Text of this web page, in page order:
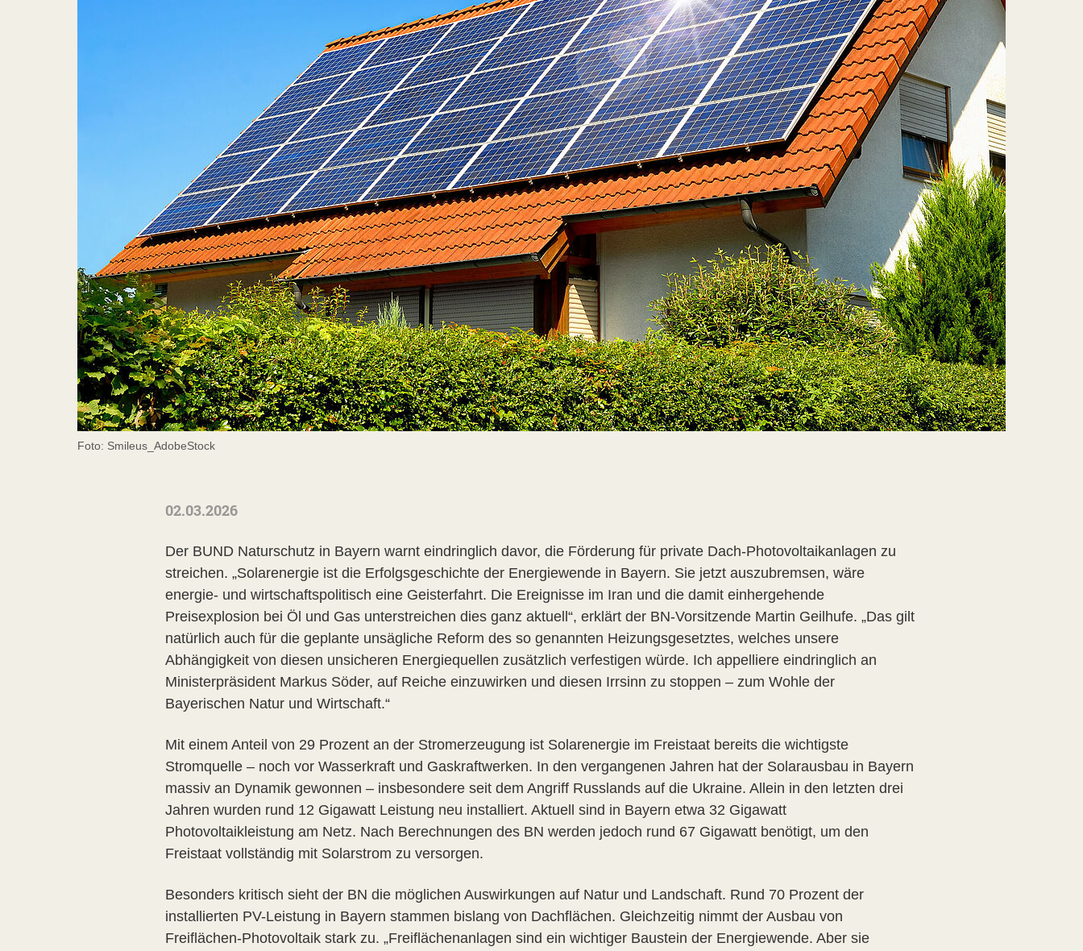
Foto: Smileus_AdobeStock
02.03.2026
Der BUND Naturschutz in Bayern warnt eindringlich davor, die Förderung für private Dach-Photovoltaikanlagen zu
streichen. „Solarenergie ist die Erfolgsgeschichte der Energiewende in Bayern. Sie jetzt auszubremsen, wäre
energie- und wirtschaftspolitisch eine Geisterfahrt. Die Ereignisse im Iran und die damit einhergehende
Preisexplosion bei Öl und Gas unterstreichen dies ganz aktuell“, erklärt der BN-Vorsitzende Martin Geilhufe. „Das gilt
natürlich auch für die geplante unsägliche Reform des so genannten Heizungsgesetztes, welches unsere
Abhängigkeit von diesen unsicheren Energiequellen zusätzlich verfestigen würde. Ich appelliere eindringlich an
Ministerpräsident Markus Söder, auf Reiche einzuwirken und diesen Irrsinn zu stoppen – zum Wohle der
Bayerischen Natur und Wirtschaft.“
Mit einem Anteil von 29 Prozent an der Stromerzeugung ist Solarenergie im Freistaat bereits die wichtigste
Stromquelle – noch vor Wasserkraft und Gaskraftwerken. In den vergangenen Jahren hat der Solarausbau in Bayern
massiv an Dynamik gewonnen – insbesondere seit dem Angriff Russlands auf die Ukraine. Allein in den letzten drei
Jahren wurden rund 12 Gigawatt Leistung neu installiert. Aktuell sind in Bayern etwa 32 Gigawatt
Photovoltaikleistung am Netz. Nach Berechnungen des BN werden jedoch rund 67 Gigawatt benötigt, um den
Freistaat vollständig mit Solarstrom zu versorgen.
Besonders kritisch sieht der BN die möglichen Auswirkungen auf Natur und Landschaft. Rund 70 Prozent der
installierten PV-Leistung in Bayern stammen bislang von Dachflächen. Gleichzeitig nimmt der Ausbau von
Freiflächen-Photovoltaik stark zu. „Freiflächenanlagen sind ein wichtiger Baustein der Energiewende. Aber sie